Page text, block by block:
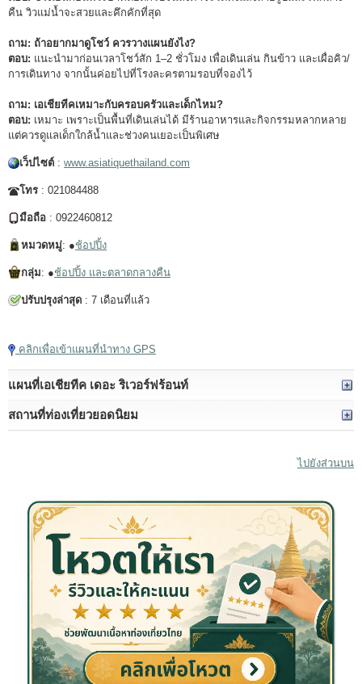
คืน วิวแม่น้ำจะสวยและคึกคักที่สุด
ถาม: ถ้าอยากมาดูโชว์ ควรวางแผนยังไง?
ตอบ: แนะนำมาก่อนเวลาโชว์สัก 1–2 ชั่วโมง เพื่อเดินเล่น กินข้าว และเผื่อคิว/
การเดินทาง จากนั้นค่อยไปที่โรงละครตามรอบที่จองไว้
ถาม: เอเชียทีคเหมาะกับครอบครัวและเด็กไหม?
ตอบ: เหมาะ เพราะเป็นพื้นที่เดินเล่นได้ มีร้านอาหารและกิจกรรมหลากหลาย
แต่ควรดูแลเด็กใกล้น้ำและช่วงคนเยอะเป็นพิเศษ
เว็ปไซต์ : www.asiatiquethailand.com
โทร : 021084488
มือถือ : 0922460812
หมวดหมู่: ●ช้อปปิ้ง
กลุ่ม: ●ช้อปปิ้ง และตลาดกลางคืน
ปรับปรุงล่าสุด : 7 เดือนที่แล้ว
คลิกเพื่อเข้าแผนที่นำทาง GPS
แผนที่เอเชียทีค เดอะ ริเวอร์ฟร้อนท์
สถานที่ท่องเที่ยวยอดนิยม
ไปยังส่วนบน